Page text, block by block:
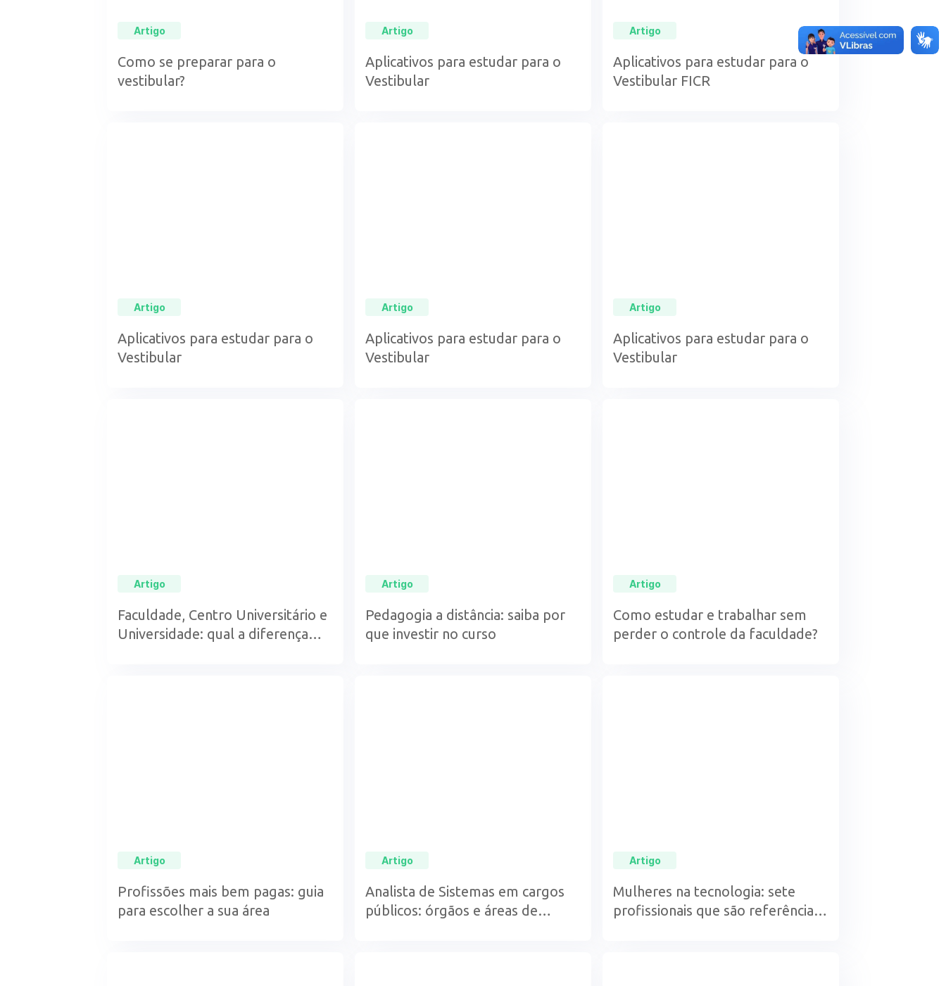
Artigo
Como se preparar para o
vestibular?
Artigo
Aplicativos para estudar para o
Vestibular
Artigo
Aplicativos para estudar para o
Vestibular FICR
Artigo
Aplicativos para estudar para o
Vestibular
Artigo
Aplicativos para estudar para o
Vestibular
Artigo
Aplicativos para estudar para o
Vestibular
Artigo
Faculdade, Centro Universitário e
Universidade: qual a diferença
Artigo
Pedagogia a distância: saiba por
que investir no curso
Artigo
Como estudar e trabalhar sem
perder o controle da faculdade?
Artigo
Profissões mais bem pagas: guia
para escolher a sua área
Artigo
Analista de Sistemas em cargos
públicos: órgãos e áreas de
Artigo
Mulheres na tecnologia: sete
profissionais que são referência